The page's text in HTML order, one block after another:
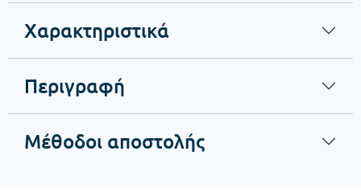
Χαρακτηριστικά
Περιγραφή
Μέθοδοι αποστολής